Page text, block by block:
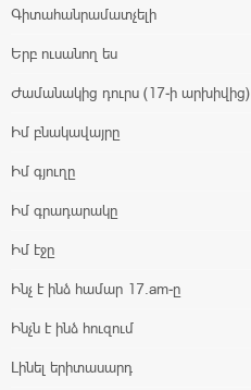
Գիտահանրամատչելի
Երբ ուսանող ես
Ժամանակից դուրս (17-ի արխիվից)
Իմ բնակավայրը
Իմ գյուղը
Իմ գրադարակը
Իմ էջը
Ինչ է ինձ համար 17.am-ը
Ինչն է ինձ հուզում
Լինել երիտասարդ